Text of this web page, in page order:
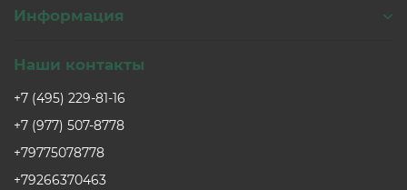
Информация
Наши контакты
+7 (495) 229-81-16
+7 (977) 507-8778
+79775078778
+79266370463